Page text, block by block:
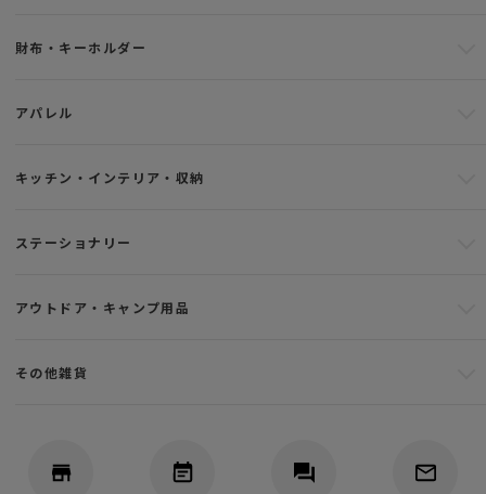
財布・キーホルダー
アパレル
キッチン・インテリア・収納
ステーショナリー
アウトドア・キャンプ用品
その他雑貨